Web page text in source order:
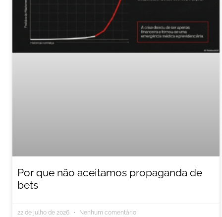
Por que não aceitamos propaganda de
bets
22 de julho de 2026 Nenhum comentário